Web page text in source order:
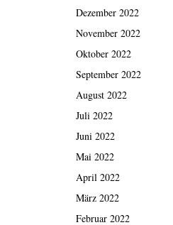
Dezember 2022
November 2022
Oktober 2022
September 2022
August 2022
Juli 2022
Juni 2022
Mai 2022
April 2022
März 2022
Februar 2022